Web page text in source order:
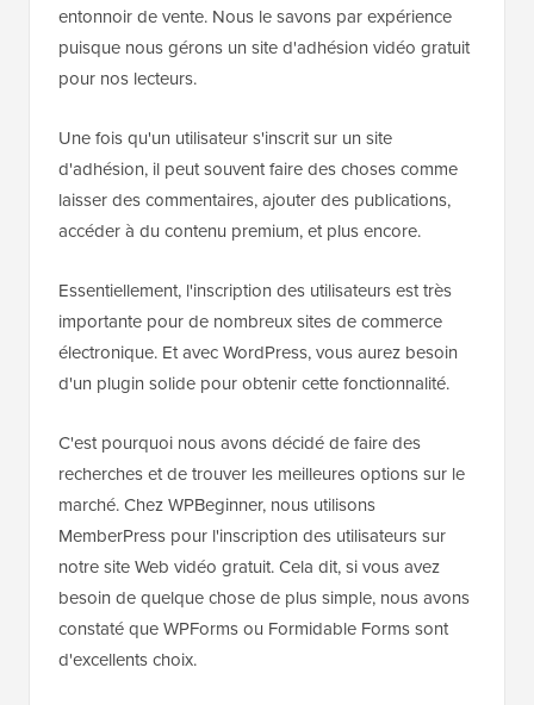
entonnoir de vente. Nous le savons par expérience
puisque nous gérons un site d'adhésion vidéo gratuit
pour nos lecteurs.
Une fois qu'un utilisateur s'inscrit sur un site
d'adhésion, il peut souvent faire des choses comme
laisser des commentaires, ajouter des publications,
accéder à du contenu premium, et plus encore.
Essentiellement, l'inscription des utilisateurs est très
importante pour de nombreux sites de commerce
électronique. Et avec WordPress, vous aurez besoin
d'un plugin solide pour obtenir cette fonctionnalité.
C'est pourquoi nous avons décidé de faire des
recherches et de trouver les meilleures options sur le
marché. Chez WPBeginner, nous utilisons
MemberPress pour l'inscription des utilisateurs sur
notre site Web vidéo gratuit. Cela dit, si vous avez
besoin de quelque chose de plus simple, nous avons
constaté que WPForms ou Formidable Forms sont
d'excellents choix.